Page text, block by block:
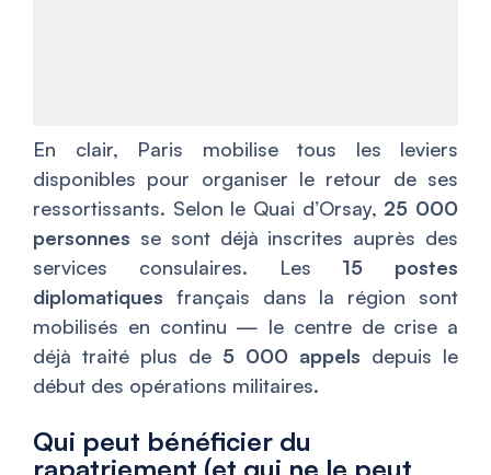
En clair, Paris mobilise tous les leviers
disponibles pour organiser le retour de ses
ressortissants. Selon le Quai d’Orsay, 25 000
personnes se sont déjà inscrites auprès des
services consulaires. Les 15 postes
diplomatiques français dans la région sont
mobilisés en continu — le centre de crise a
déjà traité plus de 5 000 appels depuis le
début des opérations militaires.
Qui peut bénéficier du
rapatriement (et qui ne le peut